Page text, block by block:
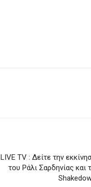
LIVE TV : Δείτε την
του Ράλι Σαρδηνίας και